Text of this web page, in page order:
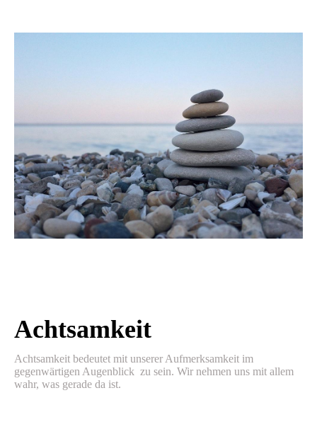
Achtsamkeit
Achtsamkeit bedeutet mit unserer Aufmerksamkeit im
gegenwärtigen Augenblick zu sein. Wir nehmen uns mit allem
wahr, was gerade da ist.